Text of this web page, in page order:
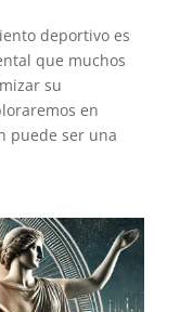
deportivo es
que muchos
su
en
puede ser una